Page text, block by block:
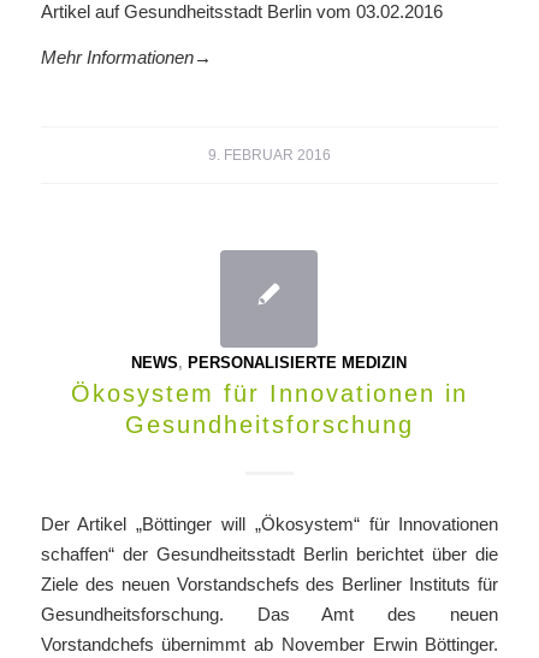
Artikel auf Gesundheitsstadt Berlin vom 03.02.2016
Mehr Informationen→
9. FEBRUAR 2016
NEWS, PERSONALISIERTE MEDIZIN
Ökosystem für Innovationen in
Gesundheitsforschung
Der Artikel „Böttinger will „Ökosystem“ für Innovationen
schaffen“ der Gesundheitsstadt Berlin berichtet über die
Ziele des neuen Vorstandschefs des Berliner Instituts für
Gesundheitsforschung. Das Amt des neuen
Vorstandchefs übernimmt ab November Erwin Böttinger.